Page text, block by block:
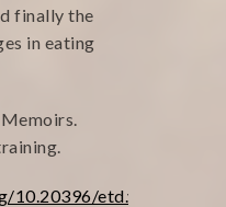
finally the
in eating
10.20396/